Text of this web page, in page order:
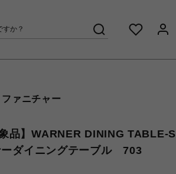
ァニチャー
品】WARNER DINING TABLE-S
ダイニングテーブル 703